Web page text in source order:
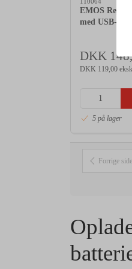
EMOS
med USB-C
DKK
DKK 119,00
5 på lager
Forrige side